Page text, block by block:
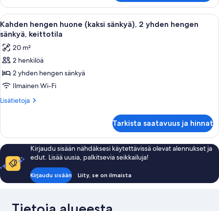
keittotila
(4
adults)
Avaa
kaikki
huonetyypin
Kahden
hengen
huone
(kaksi
sänkyä),
hengen
sänkyä,
keittotila
kuvat
Pieni, käytännöllinen
2
Kahden hengen huone (kaksi sänkyä), 2 yhden hengen
sänkyä, keittotila
20 m²
2 henkilöä
2 yhden hengen sänkyä
Ilmainen Wi-Fi
Lisätietoja
Lisätietoja
huone
(kaksi
sänkyä),
yhden
hengen
Tarkista saatavuus ja hinnat
Kirjaudu sisään nähdäksesi käytettävissä olevat alennukset ja
edut. Lisää uusia, palkitsevia seikkailuja!
Kirjaudu sisään Liity, se on ilmaista